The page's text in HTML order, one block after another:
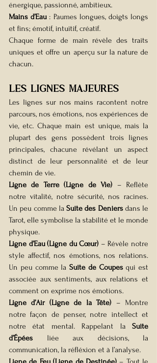
énergique, passionné, ambitieux.
Mains d’Eau : Paumes longues, doigts longs
et fins; émotif, intuitif, créatif.
Chaque forme de main révèle des traits
uniques et offre un aperçu sur la nature de
chacun.
Les lignes majeures
Les lignes sur nos mains racontent notre
parcours, nos émotions, nos expériences de
vie, etc. Chaque main est unique, mais la
plupart des gens possèdent trois lignes
principales, chacune révélant un aspect
distinct de leur personnalité et de leur
chemin de vie.
Ligne de Terre (Ligne de Vie) – Reflète
notre vitalité, notre sécurité, nos racines.
Un peu comme la Suite des Deniers dans le
Tarot, elle symbolise la stabilité et le monde
physique.
Ligne d’Eau (Ligne du Cœur) – Révèle notre
style affectif, nos émotions, nos relations.
Un peu comme la Suite de Coupes qui est
associée aux sentiments, aux relations et
comment on exprime nos émotions.
Ligne d’Air (Ligne de la Tête) – Montre
notre façon de penser, notre intellect et
notre état mental. Rappelant la Suite
d’Épées liée aux décisions, la
communication, la réfléxion et à l’analyse.